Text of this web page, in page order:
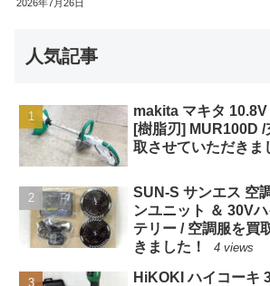
2026年7月26日
人気記事
makita マキタ
[樹脂刃] MUR100D
取させていただきま
SUN-S サンエス 空
ンユニット ＆ 30V
テリー / 空調服を買
きました！
4 views
HiKOKI ハイコーキ